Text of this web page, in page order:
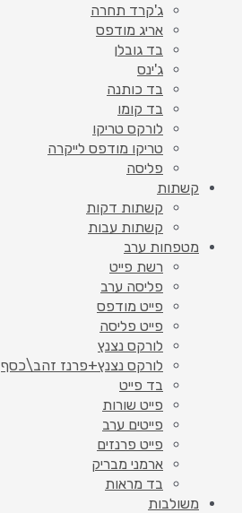
ג'קרד תחרה
אריג מודפס
בד גובלן
ג'ינס
בד כותנה
בד קומו
לורקס טריקו
טריקו מודפס לייקרה
פליסה
קשתות
קשתות דקות
קשתות עבות
מטפחות ערב
רשת פייט
פליסה ערב
פייט מודפס
פייט פליסה
לורקס נצנץ
לורקס נצנץ+פרנז זהב\כסף
בד פייט
פייט שורות
פייטים ערב
פייט פרנזים
ארמני מבריק
בד מראות
משולבות